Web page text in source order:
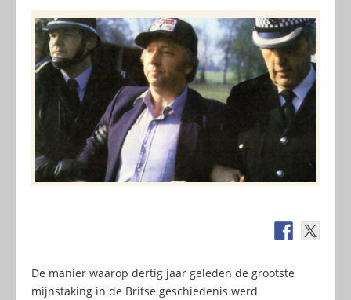
De manier waarop dertig jaar geleden de grootste
mijnstaking in de Britse geschiedenis werd